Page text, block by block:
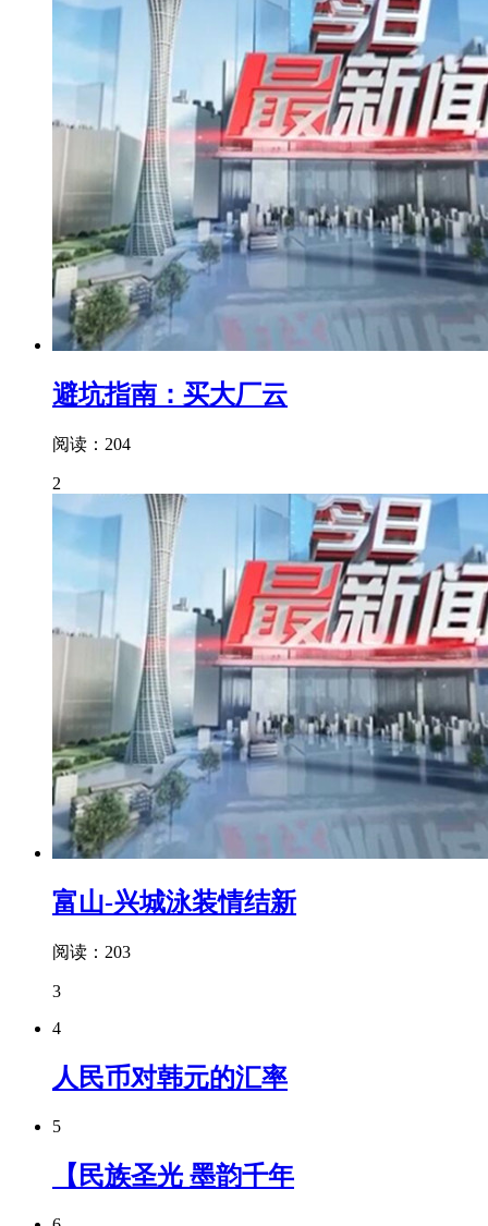
避坑指南：买大厂云
阅读：204
2
富山-兴城泳装情结新
阅读：203
3
4
人民币对韩元的汇率
5
【民族圣光 墨韵千年